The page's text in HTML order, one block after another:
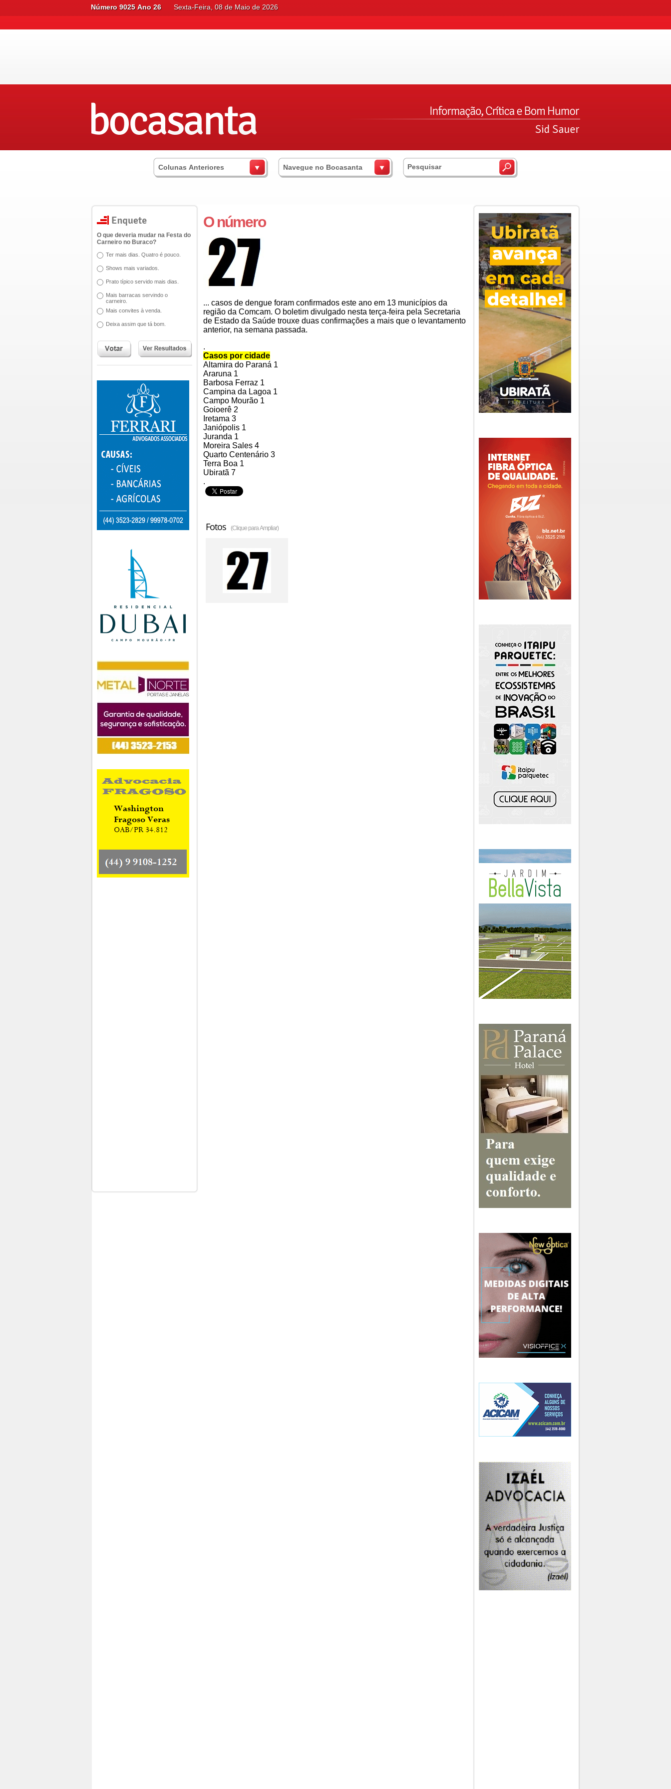
Número 9025 Ano 26 Sexta-Feira, 08 de Maio de 2026
Colunas Anteriores Navegue no Bocasanta
O que deveria mudar na Festa do
Carneiro no Buraco?
Ter mais dias. Quatro é pouco.
Shows mais variados.
Prato típico servido mais dias.
Mais barracas servindo o
carneiro.
Mais convites à venda.
Deixa assim que tá bom.
O número
... casos de dengue foram confirmados este ano em 13 municípios da
região da Comcam. O boletim divulgado nesta terça-feira pela Secretaria
de Estado da Saúde trouxe duas confirmações a mais que o levantamento
anterior, na semana passada.
.
Casos por cidade
Altamira do Paraná 1
Araruna 1
Barbosa Ferraz 1
Campina da Lagoa 1
Campo Mourão 1
Goioerê 2
Iretama 3
Janiópolis 1
Juranda 1
Moreira Sales 4
Quarto Centenário 3
Terra Boa 1
Ubiratã 7
.
Fotos (Clique para Ampliar)